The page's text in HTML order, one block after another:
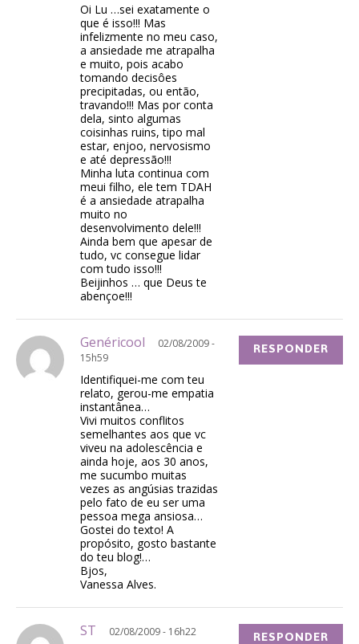
Oi Lu …sei exatamente o
que é isso!!! Mas
infelizmente no meu caso,
a ansiedade me atrapalha
e muito, pois acabo
tomando decisôes
precipitadas, ou então,
travando!!! Mas por conta
dela, sinto algumas
coisinhas ruins, tipo mal
estar, enjoo, nervosismo
e até depressão!!!
Minha luta continua com
meui filho, ele tem TDAH
é a ansiedade atrapalha
muito no
desenvolvimento dele!!!
Ainda bem que apesar de
tudo, vc consegue lidar
com tudo isso!!!
Beijinhos … que Deus te
abençoe!!!
Genéricool
02/08/2009 -
15h59
Identifiquei-me com teu
relato, gerou-me empatia
instantânea…
Vivi muitos conflitos
semelhantes aos que vc
viveu na adolescência e
ainda hoje, aos 30 anos,
me sucumbo muitas
vezes as angúsias trazidas
pelo fato de eu ser uma
pessoa mega ansiosa…
Gostei do texto! A
propósito, gosto bastante
do teu blog!…
Bjos,
Vanessa Alves.
RESPONDER
ST 02/08/2009 - 16h22 RESPONDER